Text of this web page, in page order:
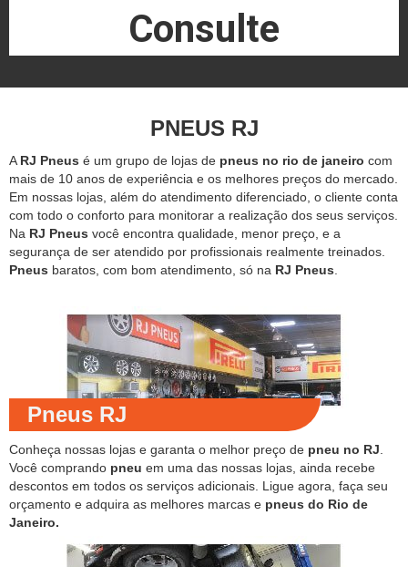
Consulte
PNEUS RJ
A RJ Pneus é um grupo de lojas de pneus no rio de janeiro com
mais de 10 anos de experiência e os melhores preços do mercado.
Em nossas lojas, além do atendimento diferenciado, o cliente conta
com todo o conforto para monitorar a realização dos seus serviços.
Na RJ Pneus você encontra qualidade, menor preço, e a
segurança de ser atendido por profissionais realmente treinados.
Pneus baratos, com bom atendimento, só na RJ Pneus
Pneus RJ
Conheça nossas lojas e garanta o melhor preço de pneu no RJ
Você comprando pneu em uma das nossas lojas, ainda recebe
descontos em todos os serviços adicionais. Ligue agora, faça seu
orçamento e adquira as melhores marcas e pneus do Rio de
Janeiro.